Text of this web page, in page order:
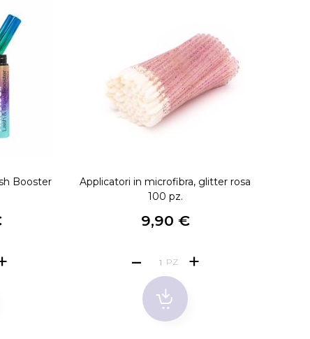
Booster
Applicatori in microfibra, glitter rosa
100 pz.
9,90 €
PZ